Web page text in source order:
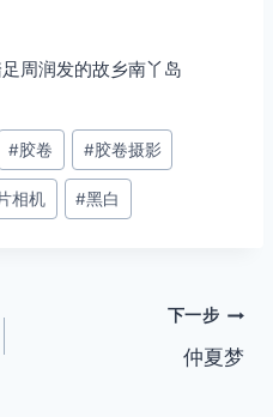
周润发的故乡南丫岛
#胶卷 #胶卷摄影
相机 #黑白
下一步
仲夏梦